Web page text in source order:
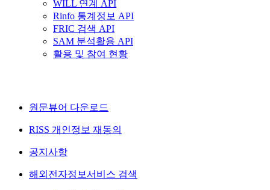
WILL 연계 API
Rinfo 통계정보 API
FRIC 검색 API
SAM 분석활용 API
활용 및 참여 현황
원문뷰어 다운로드
RISS 개인정보 재동의
공지사항
해외전자정보서비스 검색